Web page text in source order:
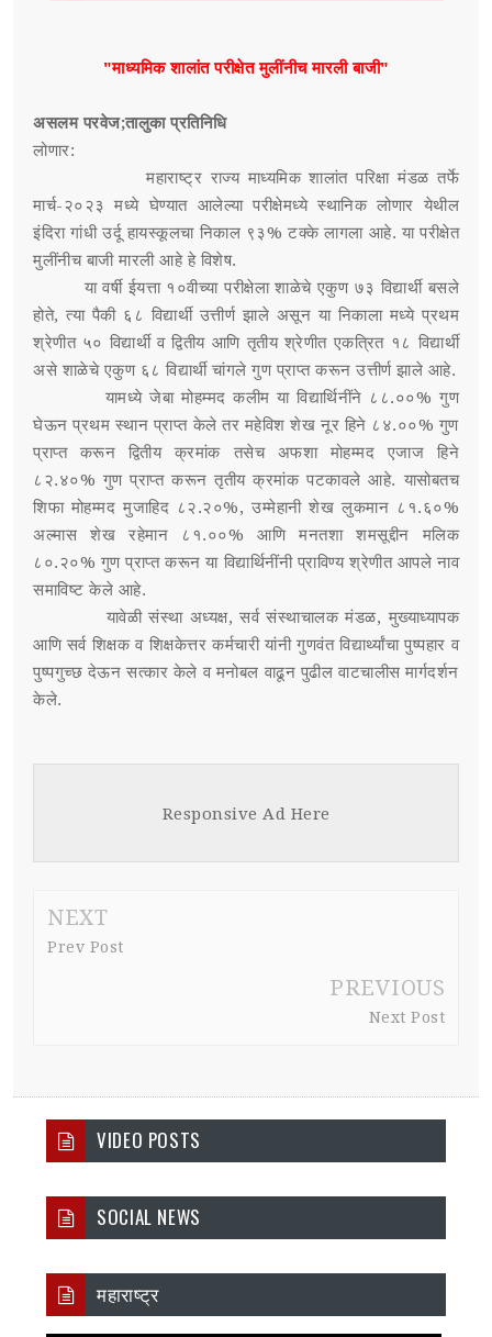
VIDEO POSTS
SOCIAL NEWS
महाराष्ट्र
"माध्यमिक शालांत परीक्षेत मुलींनीच मारली बाजी"
असलम परवेज;तालुका प्रतिनिधि
लोणार:
महाराष्ट्र राज्य माध्यमिक शालांत परिक्षा मंडळ तर्फे
मार्च-२०२३ मध्ये घेण्यात आलेल्या परीक्षेमध्ये स्थानिक लोणार येथील
इंदिरा गांधी उर्दू हायस्कूलचा निकाल ९३% टक्के लागला आहे. या परीक्षेत
मुलींनीच बाजी मारली आहे हे विशेष.
या वर्षी ईयत्ता १०वीच्या परीक्षेला शाळेचे एकुण ७३ विद्यार्थी बसले
होते, त्या पैकी ६८ विद्यार्थी उत्तीर्ण झाले असून या निकाला मध्ये प्रथम
श्रेणीत ५० विद्यार्थी व द्वितीय आणि तृतीय श्रेणीत एकत्रित १८ विद्यार्थी
असे शाळेचे एकुण ६८ विद्यार्थी चांगले गुण प्राप्त करून उत्तीर्ण झाले आहे.
यामध्ये जेबा मोहम्मद कलीम या विद्यार्थिनींने ८८.००% गुण
घेऊन प्रथम स्थान प्राप्त केले तर महेविश शेख नूर हिने ८४.००% गुण
प्राप्त करून द्वितीय क्रमांक तसेच अफशा मोहम्मद एजाज हिने
८२.४०% गुण प्राप्त करून तृतीय क्रमांक पटकावले आहे. यासोबतच
शिफा मोहम्मद मुजाहिद ८२.२०%, उम्मेहानी शेख लुकमान ८१.६०%
अल्मास शेख रहेमान ८१.००% आणि मनतशा शमसूद्दीन मलिक
८०.२०% गुण प्राप्त करून या विद्यार्थिनींनी प्राविण्य श्रेणीत आपले नाव
समाविष्ट केले आहे.
यावेळी संस्था अध्यक्ष, सर्व संस्थाचालक मंडळ, मुख्याध्यापक
आणि सर्व शिक्षक व शिक्षकेत्तर कर्मचारी यांनी गुणवंत विद्यार्थ्यांचा पुष्पहार व
पुष्पगुच्छ देऊन सत्कार केले व मनोबल वाढून पुढील वाटचालीस मार्गदर्शन
केले.
Responsive Ad Here
NEXT
Prev Post
PREVIOUS
Next Post